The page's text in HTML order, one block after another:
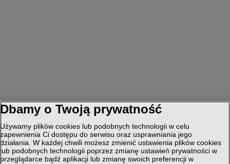
Dbamy o Twoją prywatność
Używamy plików cookies lub podobnych technologii w celu
zapewnienia Ci dostępu do serwisu oraz usprawniania jego
działania. W każdej chwili możesz zmienić ustawienia plików cookies
lub podobnych technologii poprzez zmianę ustawień prywatności w
przeglądarce bądź aplikacji lub zmianę swoich preferencji w